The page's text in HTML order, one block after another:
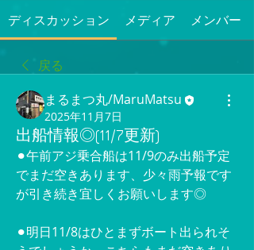
ディスカッション メディア メンバー
戻る
まるまつ丸/MaruMatsu
2025年11月7日
出船情報◎(11/7更新)
⚫︎午前アジ乗合船は11/9のみ出船予定
でまだ空きあります、少々雨予報です
が引き続き宜しくお願いします◎
⚫︎明日11/8はひとまずボート出られそ